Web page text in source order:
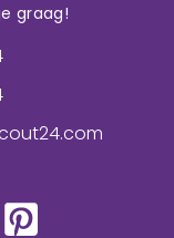
graag!